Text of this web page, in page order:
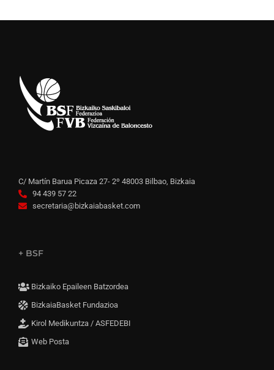
C/ Martín Barua Picaza 27- 2º 48003 Bilbao, Bizkaia
94 439 57 22
secretaria@bizkaiabasket.com
+ BSF
Bizkaiko Epaileen Batzordea
BizkaiaBasket Fundazioa
Kirol Medikuntza / ASFEDEBI
Web Posta